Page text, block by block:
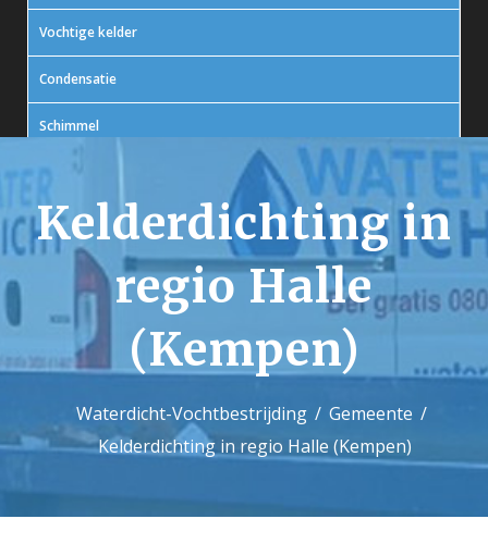
Vochtige kelder
Condensatie
Schimmel
Contact
Kelderdichting in
regio Halle
(Kempen)
Waterdicht-Vochtbestrijding
Gemeente
Kelderdichting in regio Halle (Kempen)